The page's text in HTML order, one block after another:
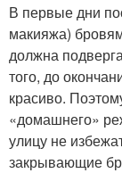
В первые дни
макияжа)
должна
того, до
красиво.
«домашнего»
улицу не
закрывающие